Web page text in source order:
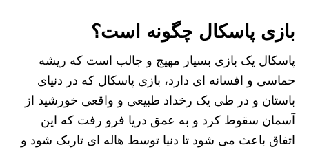
بازی پاسکال چگونه است؟
پاسکال یک بازی بسیار مهیج و جالب است که ریشه
حماسی و افسانه ای دارد، بازی پاسکال که در دنیای
باستان و در طی یک رخداد طبیعی و واقعی خورشید از
آسمان سقوط کرد و به عمق دریا فرو رفت که این
اتفاق باعث می شود تا دنیا توسط هاله ای تاریک شود و